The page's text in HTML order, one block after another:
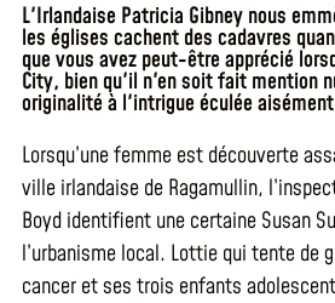
L'Irlandaise Patricia Gibney nous
les églises cachent des cadavres
que vous avez peut-être apprécié
City, bien qu'il n'en soit fait mention
originalité à l'intrigue éculée
Lorsqu’une femme est découverte
ville irlandaise de Ragamullin,
Boyd identifient une certaine Susan
l’urbanisme local. Lottie qui tente de
cancer et ses trois enfants